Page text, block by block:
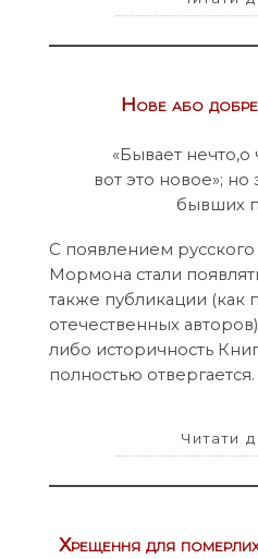
Нове або добре
«Бывает нечто,о
вот это новое»;
бывших
С появлением
Мормона стали
также публикации (как
отечественных
либо историчность
полностью отвергается.
Читати
Хрещення для